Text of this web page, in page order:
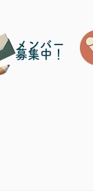
メンバー
募集中！